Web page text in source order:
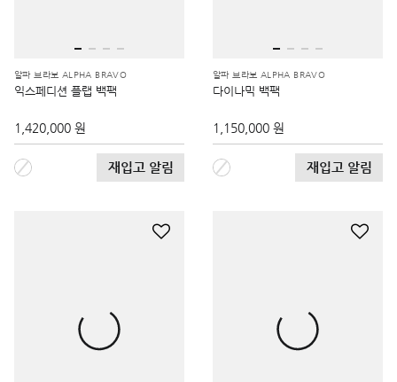
알파 브라보 ALPHA BRAVO
익스페디션 플랩 백팩
1,420,000 원
재입고 알림
알파 브라보 ALPHA BRAVO
다이나믹 백팩
1,150,000 원
재입고 알림